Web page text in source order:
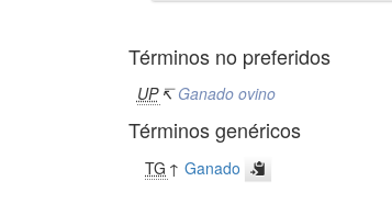
Términos no preferidos
UP ↸Ganado ovino
Términos genéricos
TG ↑Ganado